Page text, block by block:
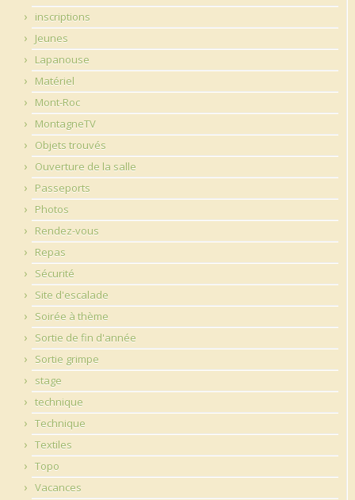
inscriptions
Jeunes
Lapanouse
Matériel
Mont-Roc
MontagneTV
Objets trouvés
Ouverture de la salle
Passeports
Photos
Rendez-vous
Repas
Sécurité
Site d'escalade
Soirée à thème
Sortie de fin d'année
Sortie grimpe
stage
technique
Technique
Textiles
Topo
Vacances